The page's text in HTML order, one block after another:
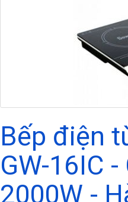
Bếp điện
GW-16IC
2000W -